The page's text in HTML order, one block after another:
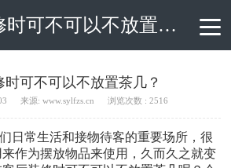
客厅装修时可不可以不放置茶几？
时可不可以不放置茶几？
来源: www.sylfzs.cn 浏览次数 : 2516
日常生活和接物待客的重要场所，很
作为摆放物品来使用，久而久之就变